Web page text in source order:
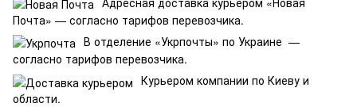
Почта» — согласно тарифов перевозчика.
В отделение «Укрпочты» по Украине —
согласно тарифов перевозчика.
Курьером компании по Киеву и
области.